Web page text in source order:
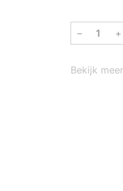
– +
Bekijk